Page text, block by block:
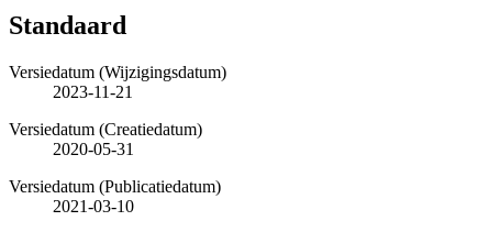
Standaard
Versiedatum (Wijzigingsdatum)
2023-11-21
Versiedatum (Creatiedatum)
2020-05-31
Versiedatum (Publicatiedatum)
2021-03-10